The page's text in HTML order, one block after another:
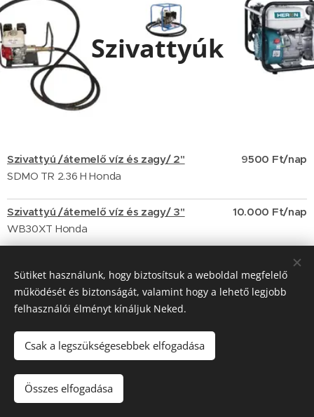
Szivattyúk
Szivattyú /átemelő víz és zagy/ 2"
SDMO TR 2.36 H Honda
9500 Ft/nap
Szivattyú /átemelő víz és zagy/ 3"
WB30XT Honda
10.000 Ft/nap
220V
9000 Ft/nap
Szivattyú /búvár/ 2" YATO YT85350
750W 266 L/perc220V
4100W 600L/perc3D
Sütiket használunk, hogy biztosítsuk a weboldal megfelelő
működését és biztonságát, valamint hogy a lehető legjobb
felhasználói élményt kínáljuk Neked.
Csak a legszükségesebbek elfogadása
Összes elfogadása